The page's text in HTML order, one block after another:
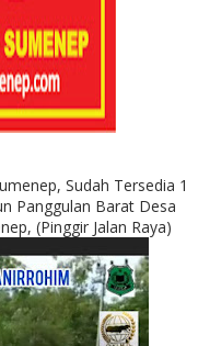
Sudah Tersedia 1
Panggulan Barat Desa
(Pinggir Jalan Raya)